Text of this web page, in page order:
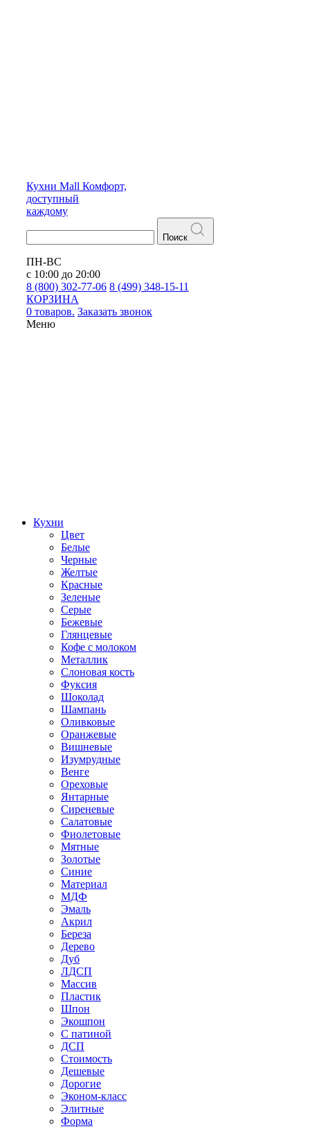
Кухни Mall Комфорт,
доступный
каждому
Поиск
ПН-ВС
с 10:00 до 20:00
8 (800) 302-77-06 8 (499) 348-15-11
КОРЗИНА
0 товаров. Заказать звонок
Меню
Кухни
Цвет
Белые
Черные
Желтые
Красные
Зеленые
Серые
Бежевые
Глянцевые
Кофе с молоком
Металлик
Слоновая кость
Фуксия
Шоколад
Шампань
Оливковые
Оранжевые
Вишневые
Изумрудные
Венге
Ореховые
Янтарные
Сиреневые
Салатовые
Фиолетовые
Мятные
Золотые
Синие
Материал
МДФ
Эмаль
Акрил
Береза
Дерево
Дуб
ЛДСП
Массив
Пластик
Шпон
Экошпон
С патиной
ДСП
Стоимость
Дешевые
Дорогие
Эконом-класс
Элитные
Форма